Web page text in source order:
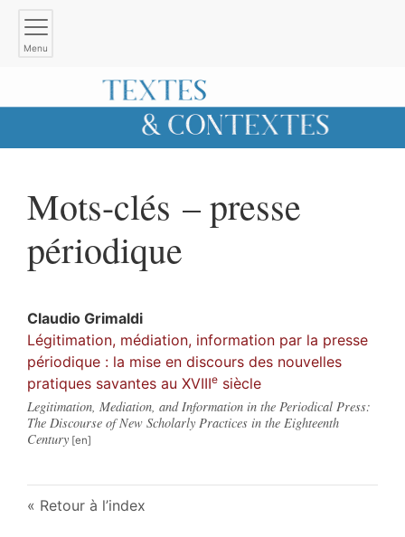
Menu
Mots-clés – presse
périodique
Claudio Grimaldi
Légitimation, médiation, information par la presse
périodique : la mise en discours des nouvelles
pratiques savantes au XVIIIe siècle
Legitimation, Mediation, and Information in the Periodical Press:
The Discourse of New Scholarly Practices in the Eighteenth
Century
Retour à l’index